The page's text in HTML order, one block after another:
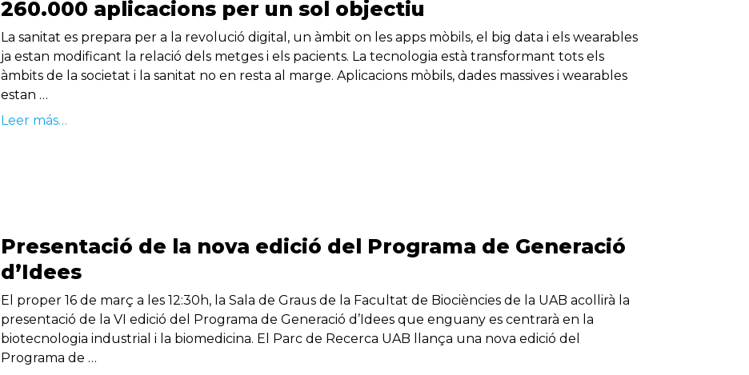
260.000 aplicacions per un sol objectiu
La sanitat es prepara per a la revolució digital, un àmbit on les apps mòbils, el big data i els wearables
ja estan modificant la relació dels metges i els pacients. La tecnologia està transformant tots els
àmbits de la societat i la sanitat no en resta al marge. Aplicacions mòbils, dades massives i wearables
estan …
Leer más…
Presentació de la nova edició del Programa de Generació
d’Idees
El proper 16 de març a les 12:30h, la Sala de Graus de la Facultat de Biociències de la UAB acollirà la
presentació de la VI edició del Programa de Generació d’Idees que enguany es centrarà en la
biotecnologia industrial i la biomedicina. El Parc de Recerca UAB llança una nova edició del
Programa de …